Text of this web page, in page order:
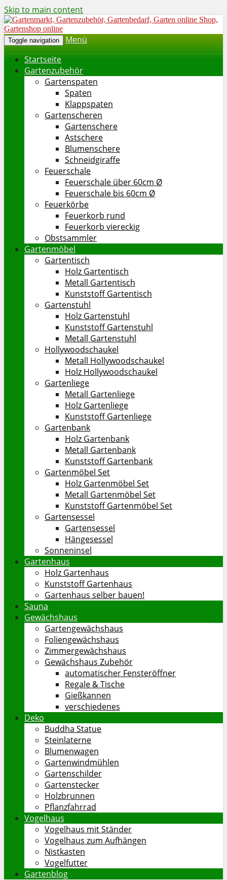
Skip to main content
Toggle navigation
Menü
Startseite
Gartenzubehör
Gartenspaten
Spaten
Klappspaten
Gartenscheren
Gartenschere
Astschere
Blumenschere
Schneidgiraffe
Feuerschale
Feuerschale über 60cm Ø
Feuerschale bis 60cm Ø
Feuerkörbe
Feuerkorb rund
Feuerkorb viereckig
Obstsammler
Gartenmöbel
Gartentisch
Holz Gartentisch
Metall Gartentisch
Kunststoff Gartentisch
Gartenstuhl
Holz Gartenstuhl
Kunststoff Gartenstuhl
Metall Gartenstuhl
Hollywoodschaukel
Metall Hollywoodschaukel
Holz Hollywoodschaukel
Gartenliege
Metall Gartenliege
Holz Gartenliege
Kunststoff Gartenliege
Gartenbank
Holz Gartenbank
Metall Gartenbank
Kunststoff Gartenbank
Gartenmöbel Set
Holz Gartenmöbel Set
Metall Gartenmöbel Set
Kunststoff Gartenmöbel Set
Gartensessel
Gartensessel
Hängesessel
Sonneninsel
Gartenhaus
Holz Gartenhaus
Kunststoff Gartenhaus
Gartenhaus selber bauen!
Sauna
Gewächshaus
Gartengewächshaus
Foliengewächshaus
Zimmergewächshaus
Gewächshaus Zubehör
automatischer Fensteröffner
Regale & Tische
Gießkannen
verschiedenes
Deko
Buddha Statue
Steinlaterne
Blumenwagen
Gartenwindmühlen
Gartenschilder
Gartenstecker
Holzbrunnen
Pflanzfahrrad
Vogelhaus
Vogelhaus mit Ständer
Vogelhaus zum Aufhängen
Nistkasten
Vogelfutter
Gartenblog